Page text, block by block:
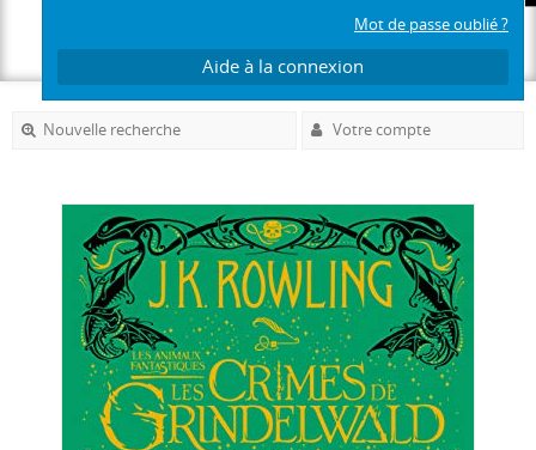
Mot de passe oublié ?
Aide à la connexion
Nouvelle recherche Votre compte